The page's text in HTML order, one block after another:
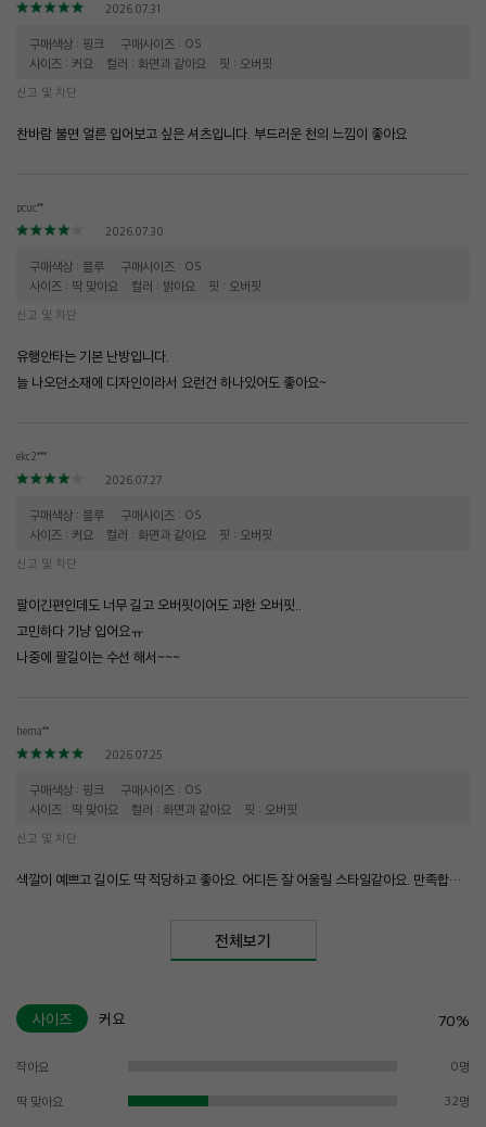
2026.07.31
구매색상 : 핑크
구매사이즈 : OS
사이즈 : 커요
컬러 : 화면과 같아요 핏 : 오버핏
신고 및 차단
찬바람 불면 얼른 입어보고 싶은 셔츠입니다. 부드러운 천의 느낌이 좋아요
pcuc**
2026.07.30
구매색상 : 블루
구매사이즈 : OS
사이즈 : 딱 맞아요
컬러 : 밝아요 핏 : 오버핏
신고 및 차단
유행안타는 기본 난방입니다.
늘 나오던소재에 디자인이라서 요런건 하나있어도 좋아요~
ekc2***
2026.07.27
구매색상 : 블루
구매사이즈 : OS
사이즈 : 커요
컬러 : 화면과 같아요 핏 : 오버핏
신고 및 차단
팔이긴편인데도 너무 길고 오버핏이어도 과한 오버핏..
고민하다 기냥 입어요ㅠ
나중에 팔길이는 수선 해서~~~
hema**
2026.07.25
구매색상 : 핑크
구매사이즈 : OS
사이즈 : 딱 맞아요
컬러 : 화면과 같아요 핏 : 오버핏
신고 및 차단
색깔이 예쁘고 길이도 딱 적당하고 좋아요. 어디든 잘 어울릴 스타일같아요. 만족합니다.
전체보기
사이즈 커요 70%
작아요 0명
딱 맞아요 32명